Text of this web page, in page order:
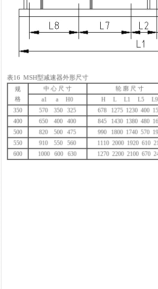
表16 MSH型减速器外形尺寸
规
格
中 心 尺 寸 轮 廓 尺 寸
a1 a H0 H L L1 L5 L9
350
570 350 325 678 1275 1230 400
400
650 400 400 845 1430 1380 480
500
820 500 475 990 1800 1740 570
550
910 550 560 1110 2000 1920 610
600
1000 600 630 1270 2200 2100 670